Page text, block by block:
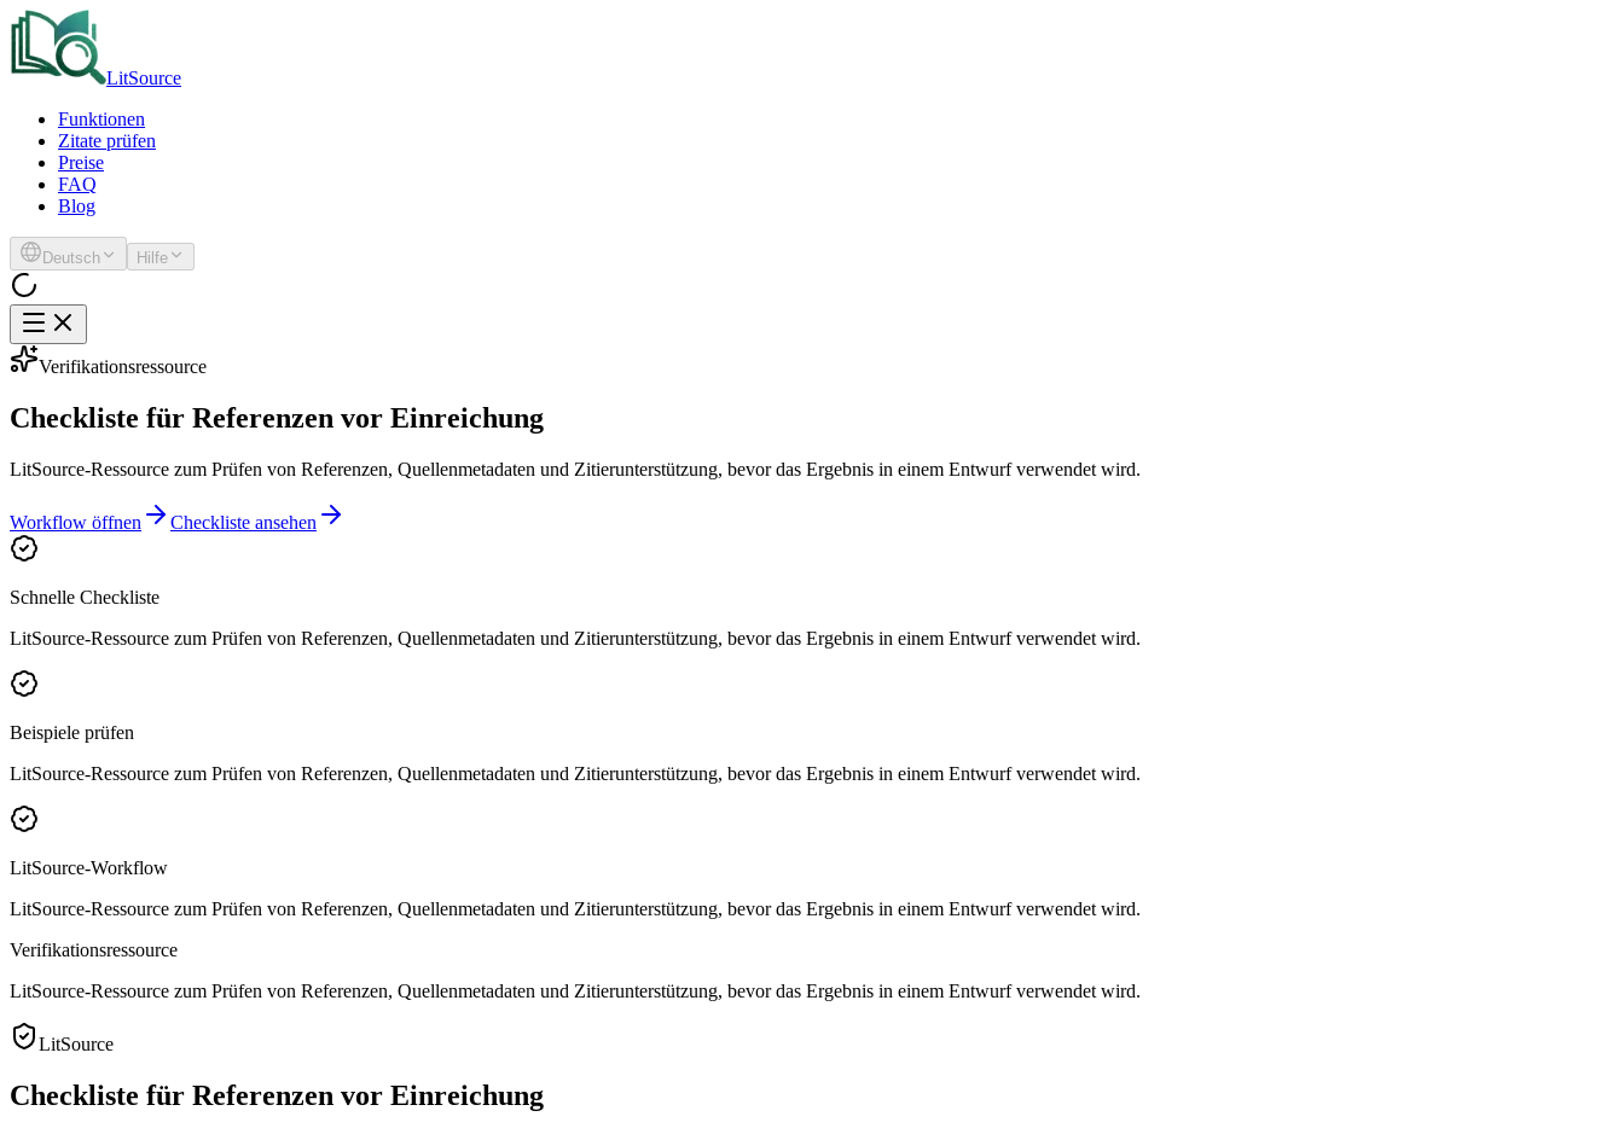
LitSource
Funktionen
Zitate prüfen
Preise
FAQ
Blog
Deutsch Hilfe
Verifikationsressource
Checkliste für Referenzen vor Einreichung
LitSource-Ressource zum Prüfen von Referenzen, Quellenmetadaten und Zitierunterstützung, bevor das Ergebnis in einem Entwurf verwendet wird.
Workflow öffnen Checkliste ansehen
Schnelle Checkliste
LitSource-Ressource zum Prüfen von Referenzen, Quellenmetadaten und Zitierunterstützung, bevor das Ergebnis in einem Entwurf verwendet wird.
Beispiele prüfen
LitSource-Ressource zum Prüfen von Referenzen, Quellenmetadaten und Zitierunterstützung, bevor das Ergebnis in einem Entwurf verwendet wird.
LitSource-Workflow
LitSource-Ressource zum Prüfen von Referenzen, Quellenmetadaten und Zitierunterstützung, bevor das Ergebnis in einem Entwurf verwendet wird.
Verifikationsressource
LitSource-Ressource zum Prüfen von Referenzen, Quellenmetadaten und Zitierunterstützung, bevor das Ergebnis in einem Entwurf verwendet wird.
LitSource
Checkliste für Referenzen vor Einreichung